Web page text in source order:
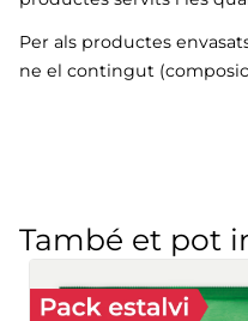
productes servits i les
Per als productes
ne el contingut
També et pot